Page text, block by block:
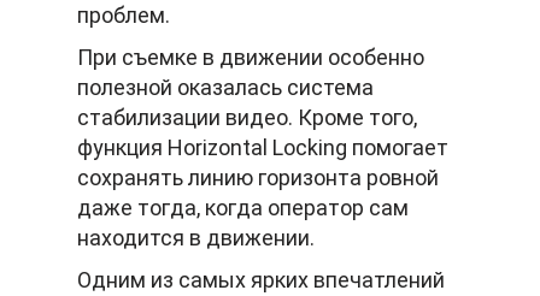
проблем.
При съемке в движении особенно
полезной оказалась система
стабилизации видео. Кроме того,
функция Horizontal Locking помогает
сохранять линию горизонта ровной
даже тогда, когда оператор сам
находится в движении.
Одним из самых ярких впечатлений